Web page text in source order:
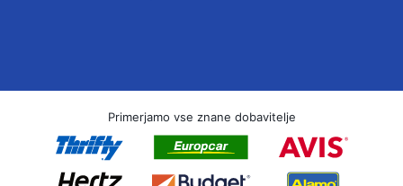
Primerjamo vse znane dobavitelje